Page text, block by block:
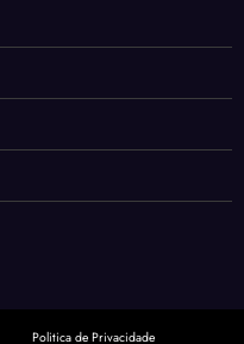
Politica de Privacidade